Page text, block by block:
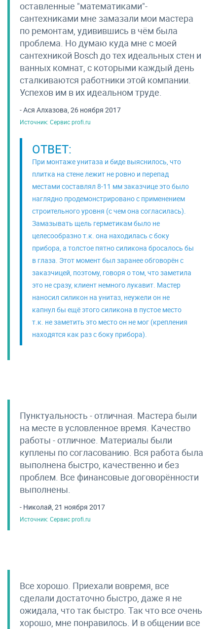
оставленные "математиками"-
сантехниками мне замазали мои мастера
по ремонтам, удивившись в чём была
проблема. Но думаю куда мне с моей
сантехникой Bosch до тех идеальных стен и
ванных комнат, с которыми каждый день
сталкиваются работники этой компании.
Успехов им в их идеальном труде.
- Ася Алхазова, 26 ноября 2017
Источник: Сервис profi.ru
ОТВЕТ:
При монтаже унитаза и биде выяснилось, что
плитка на стене лежит не ровно и перепад
местами составлял 8-11 мм заказчице это было
наглядно продемонстрировано с применением
строительного уровня (с чем она согласилась).
Замазывать щель герметикам было не
целесообразно т.к. она находилась с боку
прибора, а толстое пятно силикона бросалось бы
в глаза. Этот момент был заранее обговорён с
заказчицей, поэтому, говоря о том, что заметила
это не сразу, клиент немного лукавит. Мастер
наносил силикон на унитаз, неужели он не
капнул бы ещё этого силикона в пустое место
т.к. не заметить это место он не мог (крепления
находятся как раз с боку прибора).
Пунктуальность - отличная. Мастера были
на месте в условленное время. Качество
работы - отличное. Материалы были
куплены по согласованию. Вся работа была
выполнена быстро, качественно и без
проблем. Все финансовые договорённости
выполнены.
- Николай, 21 ноября 2017
Источник: Сервис profi.ru
Все хорошо. Приехали вовремя, все
сделали достаточно быстро, даже я не
ожидала, что так быстро. Так что все очень
хорошо, мне понравилось. И в общении все